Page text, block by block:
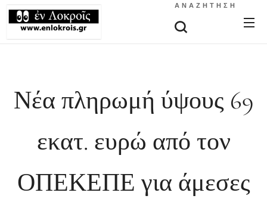
ΑΝΑΖΉΤΗΣΗ
Νέα πληρωμή ύψους 69
εκατ. ευρώ από τον
ΟΠΕΚΕΠΕ για άμεσες